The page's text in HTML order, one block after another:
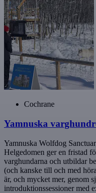
Cochrane
Yamnuska
Yamnuska Wolfdog
Helgedomen ger en fristad
varghundarna och utbildar
(och kanske till och med
är, och mycket mer, genom
introduktionssessioner med